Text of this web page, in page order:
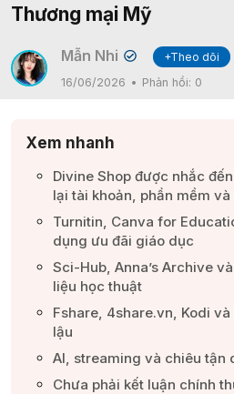
Thương mại Mỹ
Mẫn Nhi ✔
+Theo dõi
16/06/2026
Phản hồi: 0
Xem nhanh
Divine Shop được nhắc
lại tài khoản, phần mềm
Turnitin, Canva for
dụng ưu đãi giáo dục​
Sci-Hub, Anna’s Archive
liệu học thuật​
Fshare, 4share.vn, Kodi
lậu​
AI, streaming và chiêu tận
Chưa phải kết luận chính